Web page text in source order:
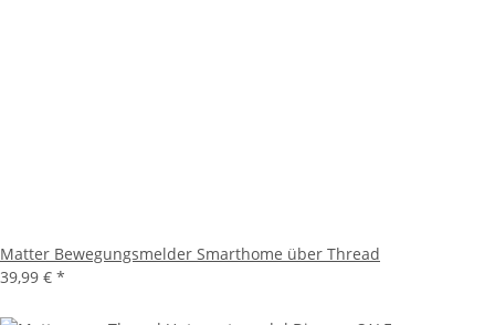
Matter Bewegungsmelder Smarthome über Thread
39,99 € *